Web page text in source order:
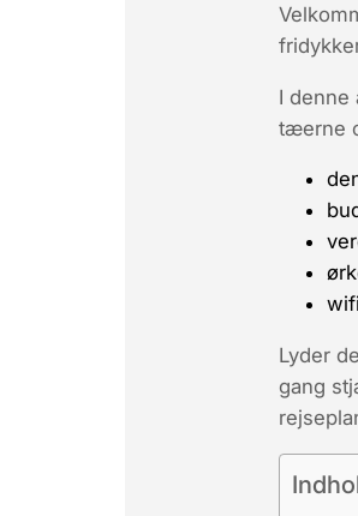
I denne
tæerne
Lyder
gang